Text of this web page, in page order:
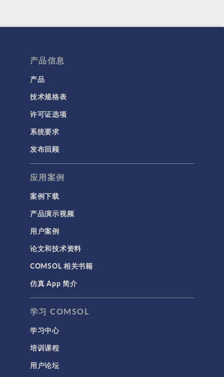
产品信息
产品
技术规格表
许可证选项
系统要求
发布回顾
应用案例
案例下载
产品演示视频
用户案例
论文和技术资料
COMSOL 相关书籍
仿真 App 简介
学习 COMSOL
学习中心
培训课程
用户论坛